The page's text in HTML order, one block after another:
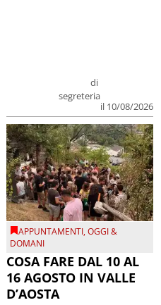
di
segreteria
il 10/08/2026
APPUNTAMENTI,OGGI &
DOMANI
COSA FARE DAL 10 AL
16 AGOSTO IN VALLE
D’AOSTA